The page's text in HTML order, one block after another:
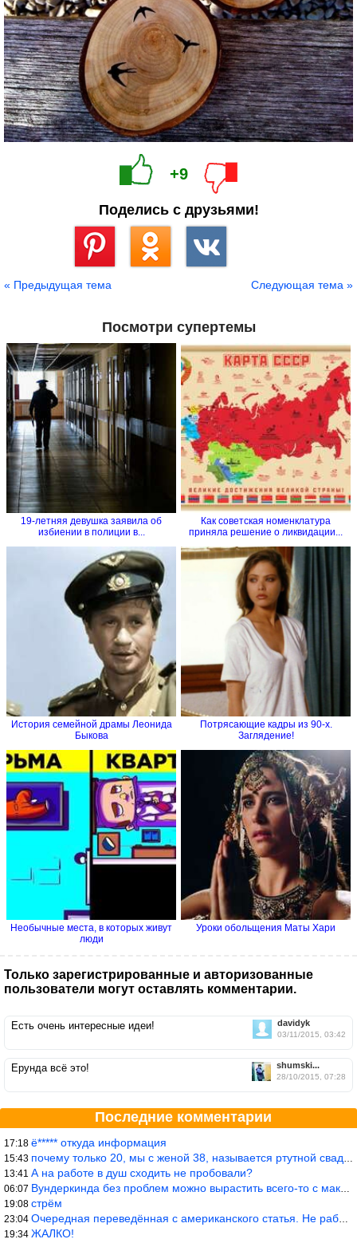
+9
Поделись с друзьями!
« Предыдущая тема Следующая тема »
Посмотри супертемы
19-летняя девушка заявила об
избиении в полиции в...
Как советская номенклатура
приняла решение о ликвидации...
История семейной драмы Леонида
Быкова
Потрясающие кадры из 90-х.
Заглядение!
Необычные места, в которых живут
люди
Уроки обольщения Маты Хари
Только зарегистрированные и авторизованные
пользователи могут оставлять комментарии.
davidyk
03/11/2015, 03:42
Есть очень интересные идеи!
shumski...
28/10/2015, 07:28
Ерунда всё это!
Последние комментарии
17:18 ё***** откуда информация
15:43 почему только 20, мы с женой 38, называется ртутной свадьбой, гр
13:41 А на работе в душ сходить не пробовали?
06:07 Вундеркинда без проблем можно вырастить всего-то с максимально р
19:08 стрём
23:04 Очередная переведённая с американского статья. Не работает эта ф
19:34 ЖАЛКО!